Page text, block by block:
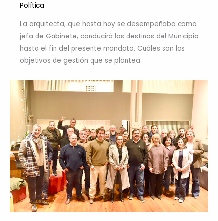
Política
La arquitecta, que hasta hoy se desempeñaba como
jefa de Gabinete, conducirá los destinos del Municipio
hasta el fin del presente mandato. Cuáles son los
objetivos de gestión que se plantea.